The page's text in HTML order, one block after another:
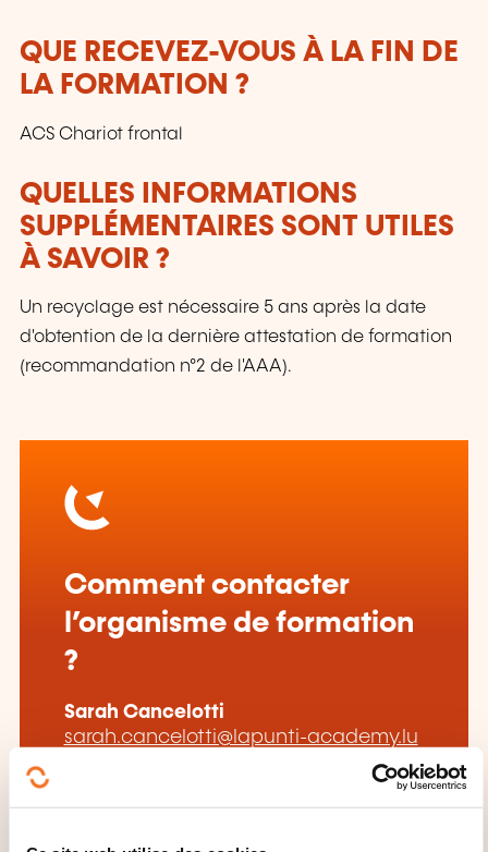
QUE RECEVEZ-VOUS À LA FIN DE
LA FORMATION ?
ACS Chariot frontal
QUELLES INFORMATIONS
SUPPLÉMENTAIRES SONT UTILES
À SAVOIR ?
Un recyclage est nécessaire 5 ans après la date
d'obtention de la dernière attestation de formation
(recommandation n°2 de l'AAA).
Comment contacter
l’organisme de formation
?
Sarah Cancelotti
sarah.cancelotti@lapunti-academy.lu
En savoir plus sur l’organisme de